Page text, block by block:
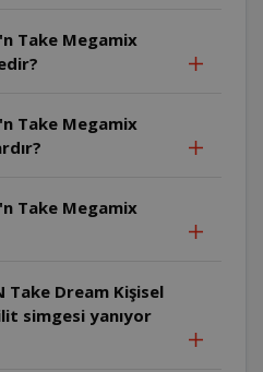
Take Megamix
Take Megamix
Take Megamix
Take Dream Kişisel
simgesi yanıyor